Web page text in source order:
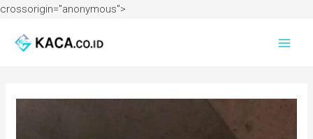
crossorigin="anonymous">